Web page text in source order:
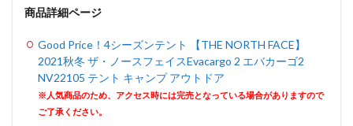
商品詳細ページ
Good Price！4シーズンテント 【THE NORTH FACE】
2021秋冬 ザ・ノースフェイスEvacargo 2 エバカーゴ2
NV22105 テント キャンプ アウトドア
※人気商品のため、アクセス時には完売となっている場合がありますので
ご了承ください。